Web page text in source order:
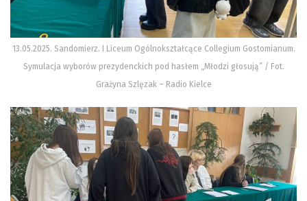
13.05.2025. Sandomierz. I Liceum Ogólnokształcące Collegium Gostomianum.
Symulacja wyborów prezydenckich pod hasłem „Młodzi głosują” / Fot.
Grażyna Szlęzak – Radio Kielce